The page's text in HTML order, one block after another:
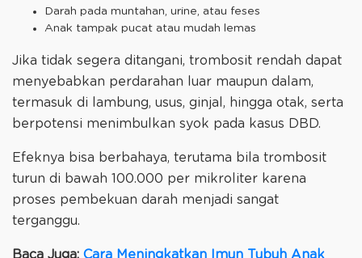
Darah pada muntahan, urine, atau feses
Anak tampak pucat atau mudah lemas
Jika tidak segera ditangani, trombosit rendah dapat
menyebabkan perdarahan luar maupun dalam,
termasuk di lambung, usus, ginjal, hingga otak, serta
berpotensi menimbulkan syok pada kasus DBD.
Efeknya bisa berbahaya, terutama bila trombosit
turun di bawah 100.000 per mikroliter karena
proses pembekuan darah menjadi sangat
terganggu.
Baca Juga: Cara Meningkatkan Imun Tubuh Anak